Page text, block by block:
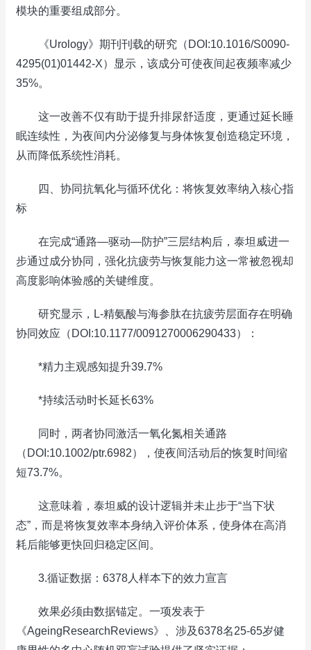
模块的重要组成部分。
《Urology》期刊刊载的研究（DOI:10.1016/S0090-
4295(01)01442-X）显示，该成分可使夜间起夜频率减少
35%。
这一改善不仅有助于提升排尿舒适度，更通过延长睡
眠连续性，为夜间内分泌修复与身体恢复创造稳定环境，
从而降低系统性消耗。
四、协同抗氧化与循环优化：将恢复效率纳入核心指
标
在完成“通路—驱动—防护”三层结构后，泰坦威进一
步通过成分协同，强化抗疲劳与恢复能力这一常被忽视却
高度影响体验感的关键维度。
研究显示，L-精氨酸与海参肽在抗疲劳层面存在明确
协同效应（DOI:10.1177/0091270006290433）：
*精力主观感知提升39.7%
*持续活动时长延长63%
同时，两者协同激活一氧化氮相关通路
（DOI:10.1002/ptr.6982），使夜间活动后的恢复时间缩
短73.7%。
这意味着，泰坦威的设计逻辑并未止步于“当下状
态”，而是将恢复效率本身纳入评价体系，使身体在高消
耗后能够更快回归稳定区间。
3.循证数据：6378人样本下的效力宣言
效果必须由数据锚定。一项发表于
《AgeingResearchReviews》、涉及6378名25-65岁健